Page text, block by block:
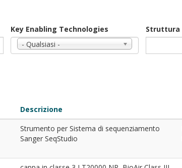
Key Enabling Technologies
- Qualsiasi -
Struttura
Descrizione
Strumento per Sistema di sequenziamento
Sanger SeqStudio